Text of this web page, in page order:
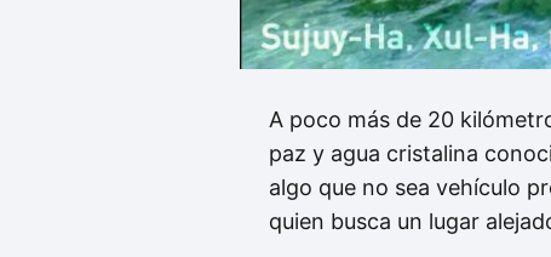
A poco más de 20
paz y agua cristalina
algo que no sea vehículo
quien busca un lugar